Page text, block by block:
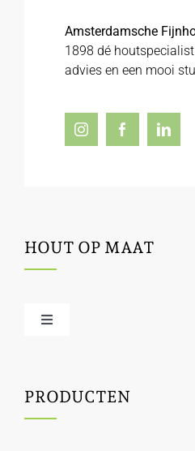
Amsterdamsche
1898 dé
advies en een mooi
HOUT OP MAAT
Toggle
Houtbewerking
PRODUCTEN